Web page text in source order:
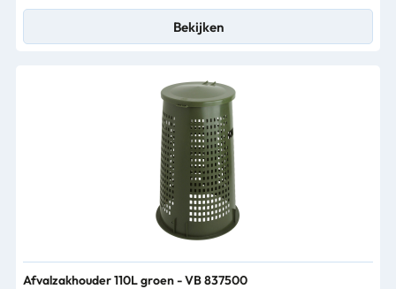
Bekijken
Afvalzakhouder 110L groen - VB 837500